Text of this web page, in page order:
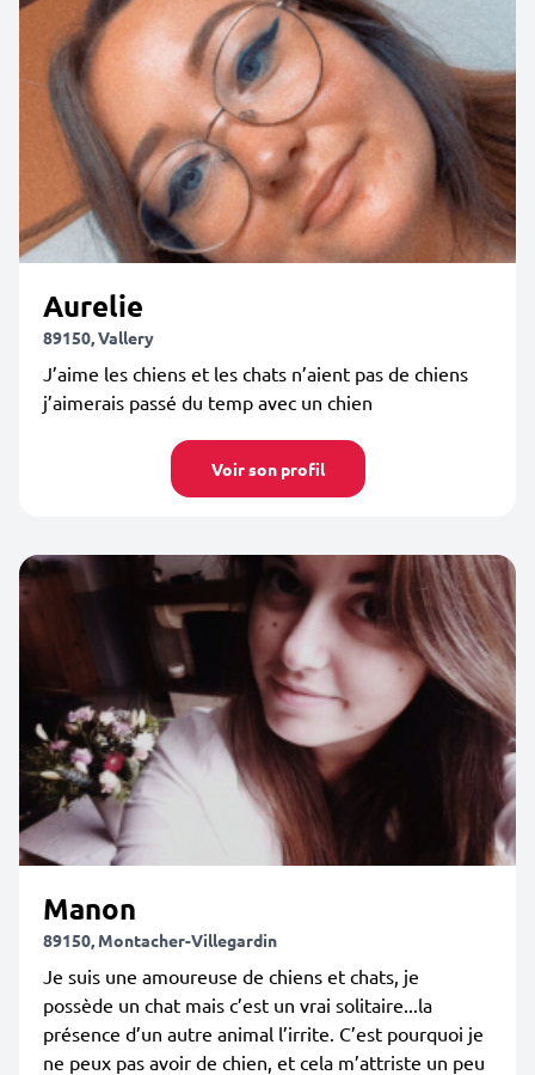
Aurelie
89150, Vallery
J’aime les chiens et les chats n’aient pas de chiens
j’aimerais passé du temp avec un chien
Voir son profil
Manon
89150, Montacher-Villegardin
Je suis une amoureuse de chiens et chats, je
possède un chat mais c’est un vrai solitaire...la
présence d’un autre animal l’irrite. C’est pourquoi je
ne peux pas avoir de chien, et cela m’attriste un peu